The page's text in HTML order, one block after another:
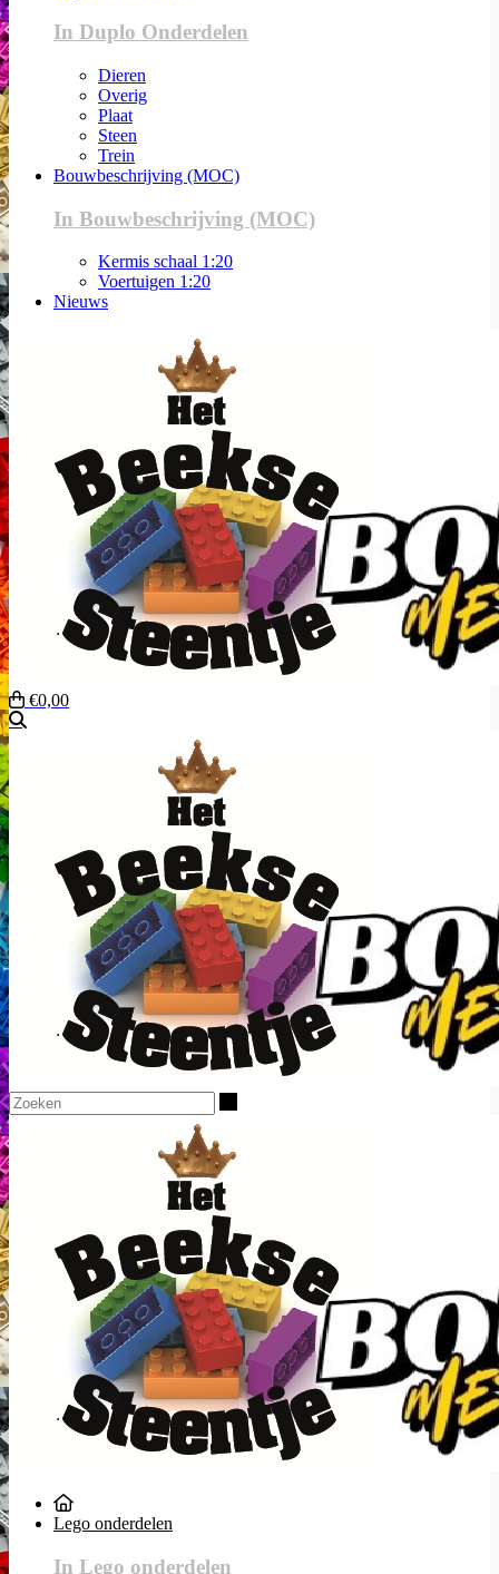
In Duplo Onderdelen
Dieren
Overig
Plaat
Steen
Trein
Bouwbeschrijving (MOC)
In Bouwbeschrijving (MOC)
Kermis schaal 1:20
Voertuigen 1:20
Nieuws
€0,00
Lego onderdelen
In Lego onderdelen